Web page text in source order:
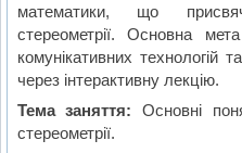
математики, що
стереометрії. Основна
комунікативних технологій
через інтерактивну лекцію.
Тема заняття: Основні
стереометрії.